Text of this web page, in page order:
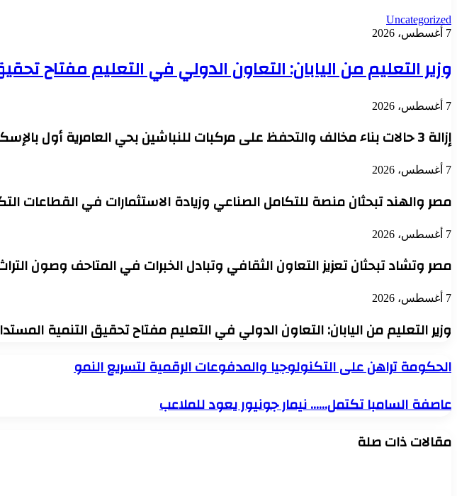
Uncategorized
7 أغسطس، 2026
وزير التعليم من اليابان: التعاون الدولي في التعليم مفتاح
7 أغسطس، 2026
إزالة 3 حالات بناء مخالف والتحفظ على مركبات للنباشين بحي العامرية أول بالإسكندرية
7 أغسطس، 2026
مصر والهند تبحثان منصة للتكامل الصناعي وزيادة الاستثمارات في القطاعات
7 أغسطس، 2026
مصر وتشاد تبحثان تعزيز التعاون الثقافي وتبادل الخبرات في المتاحف وصون
7 أغسطس، 2026
وزير التعليم من اليابان: التعاون الدولي في التعليم مفتاح تحقيق التنمية
الحكومة
تراهن
التكنولوجيا
لتسريع
الحكومة تراهن على التكنولوجيا والمدفوعات الرقمية لتسريع النمو
عاصفة
السامبا
نيمار
عاصفة السامبا تكتمل…… نيمار جونيور يعود للملاعب
مقالات ذات صلة